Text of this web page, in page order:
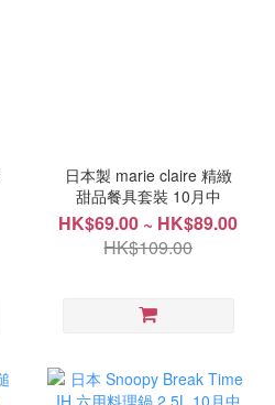
日本製 marie claire 精緻
甜品餐具套裝 10月中
HK$69.00 ~ HK$89.00
HK$109.00